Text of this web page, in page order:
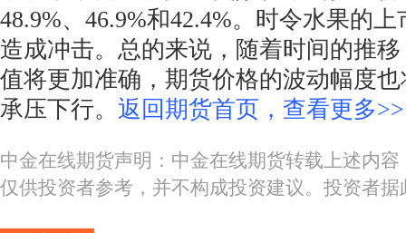
48.9%、46.9%和42.4%。时令水果的
造成冲击。总的来说，随着时间的推
值将更加准确，期货价格的波动幅度
承压下行。 返回期货首页，查看更多>>
中金在线期货声明：中金在线期货转载上述内
仅供投资者参考，并不构成投资建议。投资者